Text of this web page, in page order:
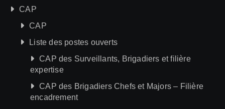
CAP
CAP
Liste des postes ouverts
CAP des Surveillants, Brigadiers et filière
expertise
CAP des Brigadiers Chefs et Majors – Filière
encadrement